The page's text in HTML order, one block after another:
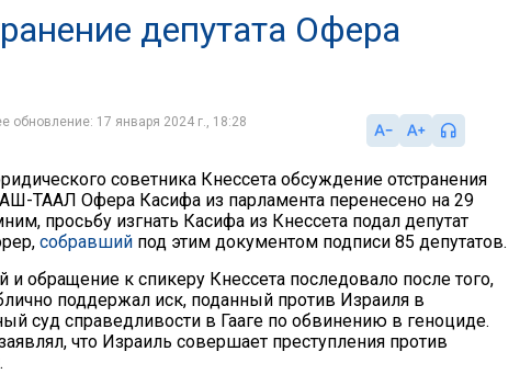
депутата Офера
обновление: 17 января 2024 г., 18:28
советника Кнессета обсуждение отстранения
ТААЛ Офера Касифа из парламента перенесено на 29
просьбу изгнать Касифа из Кнессета подал депутат
собравший под этим документом подписи 85 депутатов.
и обращение к спикеру Кнессета последовало после того,
поддержал иск, поданный против Израиля в
суд справедливости в Гааге по обвинению в геноциде.
что Израиль совершает преступления против